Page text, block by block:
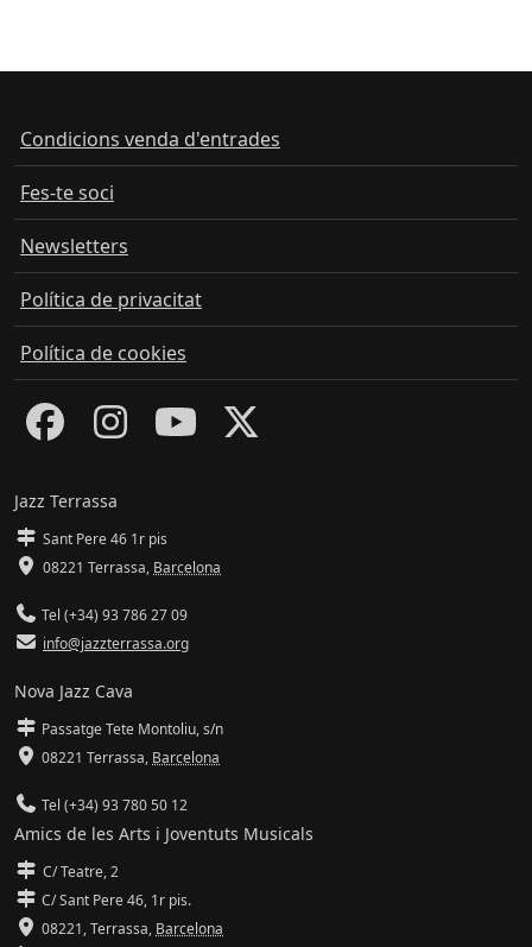
Condicions venda d'entrades
Fes-te soci
Newsletters
Política de privacitat
Política de cookies
Jazz Terrassa
Sant Pere 46 1r pis
08221 Terrassa, Barcelona
Tel (+34) 93 786 27 09
info@jazzterrassa.org
Nova Jazz Cava
Passatge Tete Montoliu, s/n
08221 Terrassa, Barcelona
Tel (+34) 93 780 50 12
Amics de les Arts i Joventuts Musicals
C/ Teatre, 2
C/ Sant Pere 46, 1r pis.
08221,Terrassa, Barcelona